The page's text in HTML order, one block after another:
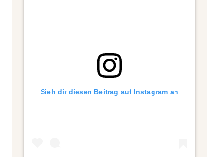
Sieh dir diesen Beitrag auf Instagram an